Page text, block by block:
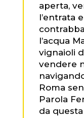
aperta,
l’entrata
l’acqua
vignaioli
vendere
Roma
Parola
da